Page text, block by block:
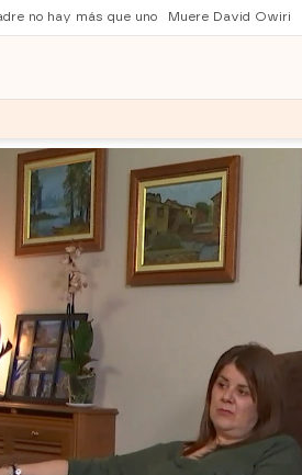
no hay más que uno Muere David Owiri